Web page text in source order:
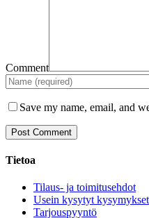
Comment
Save my name, email, and
Tietoa
Tilaus- ja toimitusehdot
Usein kysytyt kysymykset
Tarjouspyyntö